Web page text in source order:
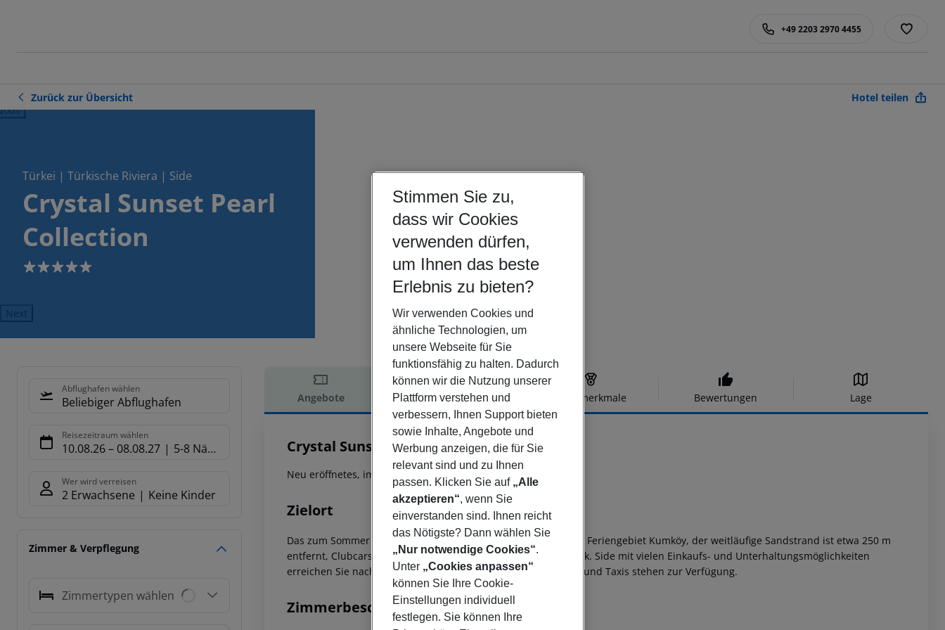
+49 2203 2970 4455
Zurück zur Übersicht Hotel teilen
Türkei | Türkische Riviera | Side
Crystal Sunset Pearl
Collection
5
Next
Abflughafen wählen
Beliebiger Abflughafen
Reisezeitraum wählen
10.08.26– 08.08.27 5-8 Nächte
Wer wird verreisen
2 Erwachsene Keine Kinder
Zimmer & Verpflegung
Zimmertypen wählen
Angebote Hotelbeschreibung Hotelmerkmale Bewertungen Lage
Hotelbeschreibung
Crystal Sunset Pearl Collection
5
Neu eröffnetes, imposantes Luxushotel!
Zielort
Das zum Sommer 2013 eröffnete Hotel der Luxusklasse liegt im Feriengebiet Kumköy, der weitläufige Sandstrand ist etwa 250 m
entfernt, Clubcars bringen Sie mehrmals täglich hin und zurück. Side mit vielen Einkaufs- und Unterhaltungsmöglichkeiten
erreichen Sie nach ca. 3 km, öffentliche Minibusverbindungen und Taxis stehen zur Verfügung.
Zimmerbeschreibung
Stimmen Sie zu,
dass wir Cookies
verwenden dürfen,
um Ihnen das beste
Erlebnis zu bieten?
Wir verwenden Cookies und
ähnliche Technologien, um
unsere Webseite für Sie
funktionsfähig zu halten. Dadurch
können wir die Nutzung unserer
Plattform verstehen und
verbessern, Ihnen Support bieten
sowie Inhalte, Angebote und
Werbung anzeigen, die für Sie
relevant sind und zu Ihnen
passen. Klicken Sie auf „Alle
akzeptieren“, wenn Sie
einverstanden sind. Ihnen reicht
das Nötigste? Dann wählen Sie
„Nur notwendige Cookies“.
Unter „Cookies anpassen“
können Sie Ihre Cookie-
Einstellungen individuell
festlegen. Sie können Ihre